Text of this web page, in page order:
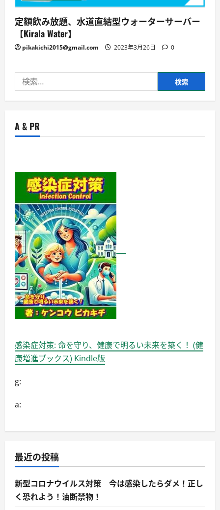
定額飲み放題、水道直結型ウォーターサーバー
【Kirala Water】
pikakichi2015@gmail.com 2023年3月26日 0
索:
A & PR
感染症対策: 命を守り、健康で明るい未来を築く！ (健
康増進ブックス) Kindle版
g:
a:
最近の投稿
新型コロナウイルス対策 今は感染したらダメ！正し
く恐れよう！油断禁物！